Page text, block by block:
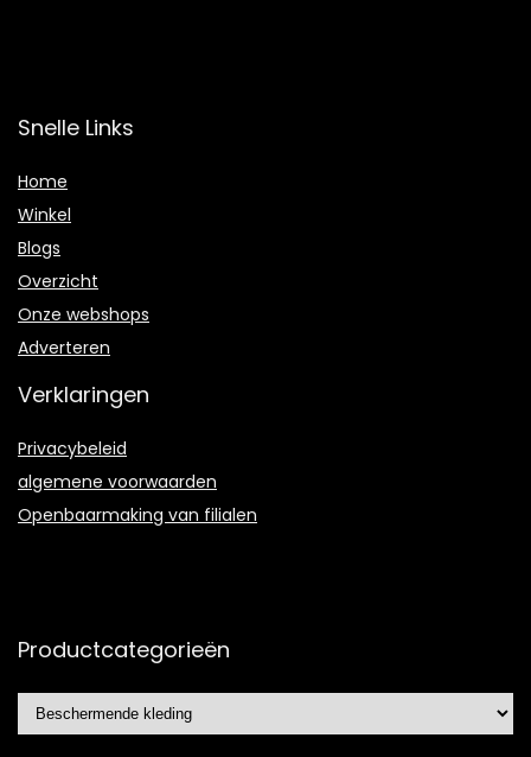
Snelle Links
Home
Winkel
Blogs
Overzicht
Onze webshops
Adverteren
Verklaringen
Privacybeleid
algemene voorwaarden
Openbaarmaking van filialen
Productcategorieën